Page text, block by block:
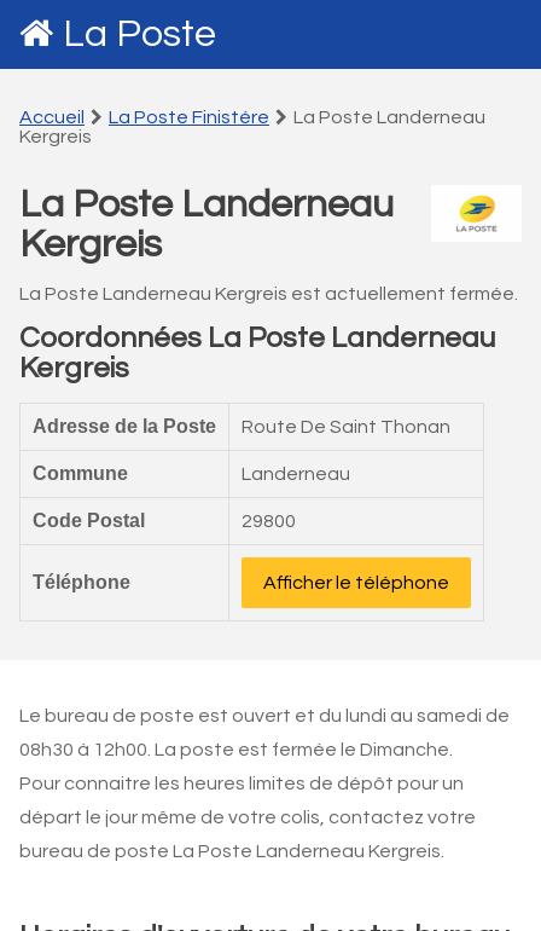
La Poste
Accueil La Poste Finistére
La Poste Landerneau
Kergreis
La Poste Landerneau
Kergreis
La Poste Landerneau Kergreis est actuellement fermée.
Coordonnées La Poste Landerneau
Kergreis
Adresse de la Poste Route De Saint Thonan
Commune Landerneau
Code Postal 29800
Téléphone Afficher le téléphone
Le bureau de poste est ouvert et du lundi au samedi de
08h30 à 12h00. La poste est fermée le Dimanche.
Pour connaitre les heures limites de dépôt pour un
départ le jour même de votre colis, contactez votre
bureau de poste La Poste Landerneau Kergreis.